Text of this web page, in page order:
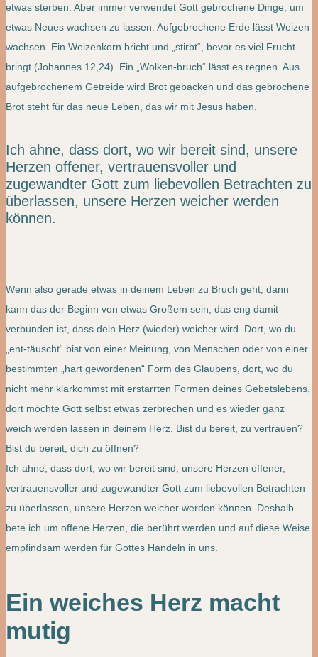
etwas sterben. Aber immer verwendet Gott gebrochene Dinge, um
etwas Neues wachsen zu lassen: Aufgebrochene Erde lässt Weizen
wachsen. Ein Weizenkorn bricht und „stirbt“, bevor es viel Frucht
bringt (Johannes 12,24). Ein „Wolken-bruch“ lässt es regnen. Aus
aufgebrochenem Getreide wird Brot gebacken und das gebrochene
Brot steht für das neue Leben, das wir mit Jesus haben.
Ich ahne, dass dort, wo wir bereit sind, unsere
Herzen offener, vertrauensvoller und
zugewandter Gott zum liebevollen Betrachten zu
überlassen, unsere Herzen weicher werden
können.
Wenn also gerade etwas in deinem Leben zu Bruch geht, dann
kann das der Beginn von etwas Großem sein, das eng damit
verbunden ist, dass dein Herz (wieder) weicher wird. Dort, wo du
„ent-täuscht“ bist von einer Meinung, von Menschen oder von einer
bestimmten „hart gewordenen“ Form des Glaubens, dort, wo du
nicht mehr klarkommst mit erstarrten Formen deines Gebetslebens,
dort möchte Gott selbst etwas zerbrechen und es wieder ganz
weich werden lassen in deinem Herz. Bist du bereit, zu vertrauen?
Bist du bereit, dich zu öffnen?
Ich ahne, dass dort, wo wir bereit sind, unsere Herzen offener,
vertrauensvoller und zugewandter Gott zum liebevollen Betrachten
zu überlassen, unsere Herzen weicher werden können. Deshalb
bete ich um offene Herzen, die berührt werden und auf diese Weise
empfindsam werden für Gottes Handeln in uns.
Ein weiches Herz macht
mutig